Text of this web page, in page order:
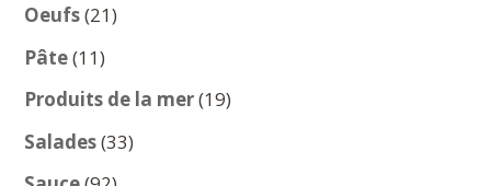
Oeufs 2121
Pâte 1111
produits
Produits de la mer 1919
Salades 3333